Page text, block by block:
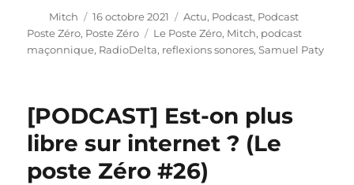
Auteur
Mitch
Publié
le
16 octobre 2021 Catégories
Actu, Podcast, Podcast
Poste Zéro, Poste Zéro Étiquettes
Le Poste Zéro, Mitch, podcast
maçonnique, RadioDelta, reflexions sonores,Samuel Paty
[PODCAST] Est-on plus
libre sur internet ? (Le
poste Zéro #26)